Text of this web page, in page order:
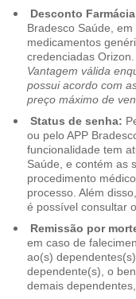
Desconto
Bradesco Saúde,
medicamentos
credenciadas Orizon.
Vantagem válida
possui acordo com
preço máximo de
Status de senha:
ou pelo APP
funcionalidade tem
Saúde, e contém as
procedimento
processo. Além
é possível consultar
Remissão por
em caso de
ao(s)
dependente(s), o
demais